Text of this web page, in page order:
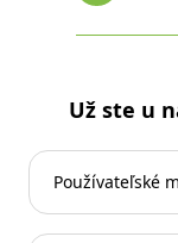
Už ste u